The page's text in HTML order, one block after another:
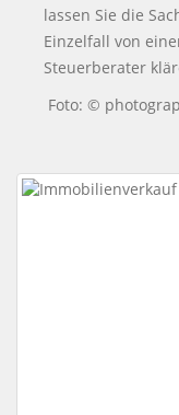
lassen Sie die
Einzelfall von
Steuerberater
Foto: ©